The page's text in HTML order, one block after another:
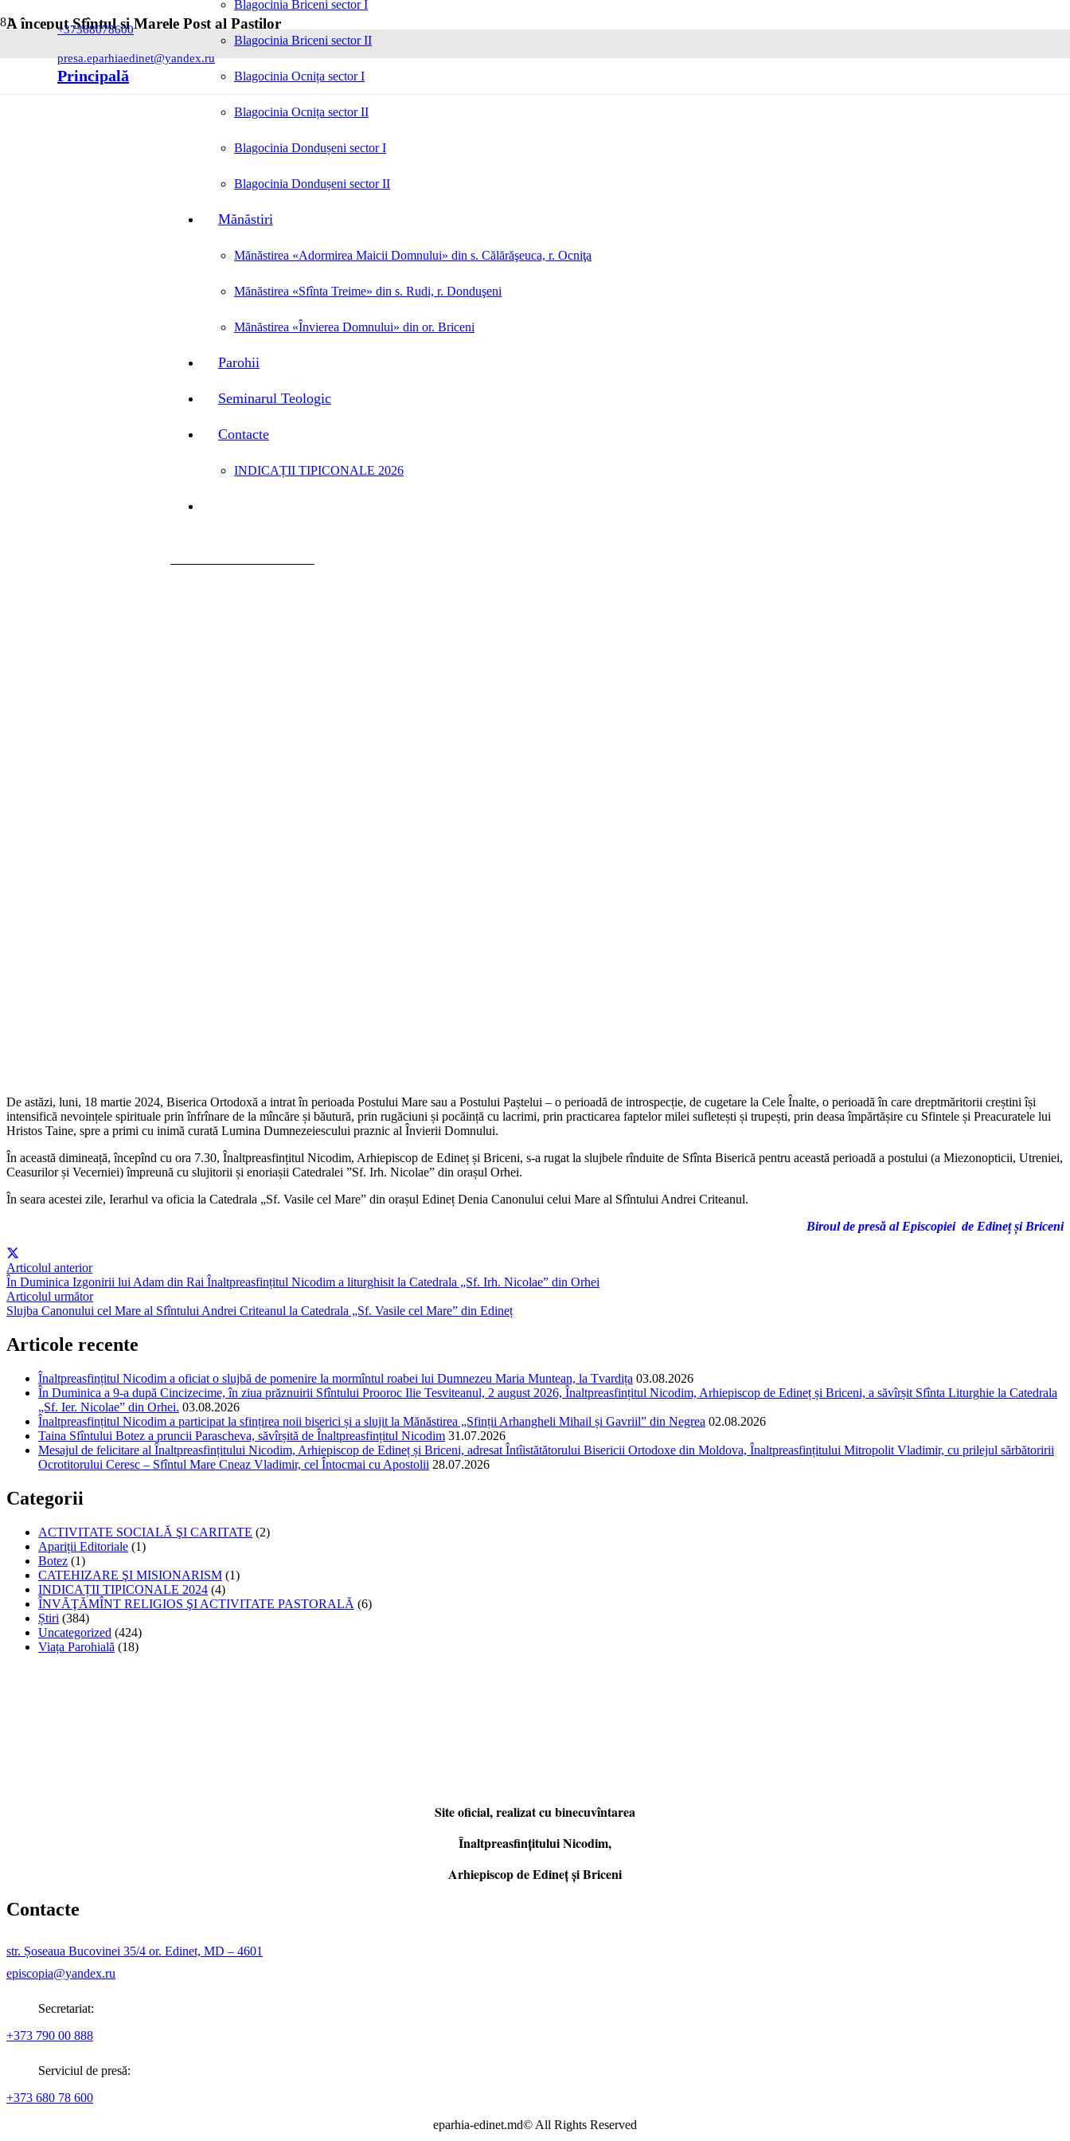
+37368078600
presa.eparhiaedinet@yandex.ru
Principală
Blagocinia Briceni sector I
Blagocinia Briceni sector II
Blagocinia Ocnița sector I
Blagocinia Ocnița sector II
Blagocinia Dondușeni sector I
Blagocinia Dondușeni sector II
Mănăstiri
Mănăstirea «Adormirea Maicii Domnului» din s. Călărăşeuca, r. Ocniţa
Mănăstirea «Sfînta Treime» din s. Rudi, r. Donduşeni
Mănăstirea «Învierea Domnului» din or. Briceni
Parohii
Seminarul Teologic
Contacte
INDICAȚII TIPICONALE 2026
A început Sfîntul și Marele Post al Paștilor
De astăzi, luni, 18 martie 2024, Biserica Ortodoxă a intrat în perioada Postului Mare sau a Postului Paștelui – o perioadă de introspecție, de cugetare la Cele Înalte, o perioadă în care dreptmăritorii creștini își
intensifică nevoințele spirituale prin înfrînare de la mîncăre și băutură, prin rugăciuni și pocăință cu lacrimi, prin practicarea faptelor milei sufletești și trupești, prin deasa împărtășire cu Sfintele și Preacuratele lui
Hristos Taine, spre a primi cu inimă curată Lumina Dumnezeiescului praznic al Învierii Domnului.
În această dimineață, începînd cu ora 7.30, Înaltpreasfințitul Nicodim, Arhiepiscop de Edineț și Briceni, s-a rugat la slujbele rînduite de Sfînta Biserică pentru această perioadă a postului (a Miezonopticii, Utreniei,
Ceasurilor și Vecerniei) împreună cu slujitorii și enoriașii Catedralei ”Sf. Irh. Nicolae” din orașul Orhei.
În seara acestei zile, Ierarhul va oficia la Catedrala „Sf. Vasile cel Mare” din orașul Edineț Denia Canonului celui Mare al Sfîntului Andrei Criteanul.
Biroul de presă al Episcopiei de Edineț și Briceni
Articolul anterior
În Duminica Izgonirii lui Adam din Rai Înaltpreasfințitul Nicodim a liturghisit la Catedrala „Sf. Irh. Nicolae” din Orhei
Articolul următor
Slujba Canonului cel Mare al Sfîntului Andrei Criteanul la Catedrala „Sf. Vasile cel Mare” din Edineț
Articole recente
Înaltpreasfințitul Nicodim a oficiat o slujbă de pomenire la mormîntul roabei lui Dumnezeu Maria Muntean, la Tvardița 03.08.2026
În Duminica a 9-a după Cincizecime, în ziua prăznuirii Sfîntului Prooroc Ilie Tesviteanul, 2 august 2026, Înaltpreasfințitul Nicodim, Arhiepiscop de Edineț și Briceni, a săvîrșit Sfînta Liturghie la Catedrala
„Sf. Ier. Nicolae” din Orhei. 03.08.2026
Înaltpreasfințitul Nicodim a participat la sfințirea noii biserici și a slujit la Mănăstirea „Sfinții Arhangheli Mihail și Gavriil” din Negrea 02.08.2026
Taina Sfîntului Botez a pruncii Parascheva, săvîrșită de Înaltpreasfințitul Nicodim 31.07.2026
Mesajul de felicitare al Înaltpreasfințitului Nicodim, Arhiepiscop de Edineț și Briceni, adresat Întîistătătorului Bisericii Ortodoxe din Moldova, Înaltpreasfințitului Mitropolit Vladimir, cu prilejul sărbătoririi
Ocrotitorului Ceresc – Sfîntul Mare Cneaz Vladimir, cel Întocmai cu Apostolii 28.07.2026
Categorii
ACTIVITATE SOCIALĂ ŞI CARITATE (2)
Apariții Editoriale (1)
Botez (1)
CATEHIZARE ŞI MISIONARISM (1)
INDICAȚII TIPICONALE 2024 (4)
ÎNVĂŢĂMÎNT RELIGIOS ŞI ACTIVITATE PASTORALĂ (6)
Știri (384)
Uncategorized (424)
Viața Parohială (18)
Site oficial, realizat cu binecuvîntarea
Înaltpreasfințitului Nicodim,
Arhiepiscop de Edineţ şi Briceni
Contacte
str. Șoseaua Bucovinei 35/4 or. Edinet, MD – 4601
episcopia@yandex.ru
Secretariat:
+373 790 00 888
Serviciul de presă:
+373 680 78 600
eparhia-edinet.md© All Rights Reserved